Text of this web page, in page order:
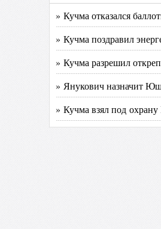
» Кучма отказался
» Кучма поздравил
» Кучма разрешил
» Янукович назначит
» Кучма взял под охрану